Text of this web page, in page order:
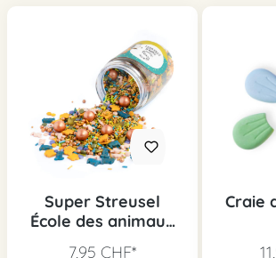
Super Streusel
École des animaux
7,95 CHF*
Craie